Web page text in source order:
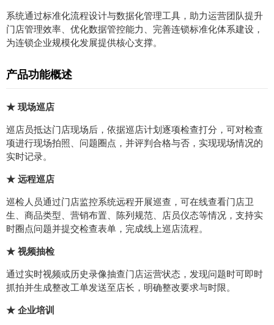
系统通过标准化流程设计与数据化管理工具，助力运营团队提升
门店管理效率、优化数据管控能力、完善连锁标准化体系建设，
为连锁企业规模化发展提供核心支撑。
产品功能概述
★ 现场巡店
巡店员抵达门店现场后，依据巡店计划逐项检查打分，可对检查
项进行现场拍照、问题圈点，并评判合格与否，实现现场情况的
实时记录。
★ 远程巡店
巡检人员通过门店监控系统远程开展巡查，可在线查看门店卫
生、商品类型、营销布置、陈列规范、店员仪态等情况，支持实
时圈点问题并提交检查表单，完成线上巡店流程。
★ 视频抽检
通过实时视频或历史录像抽查门店运营状态，发现问题时可即时
抓拍并生成整改工单发送至店长，明确整改要求与时限。
★ 企业培训